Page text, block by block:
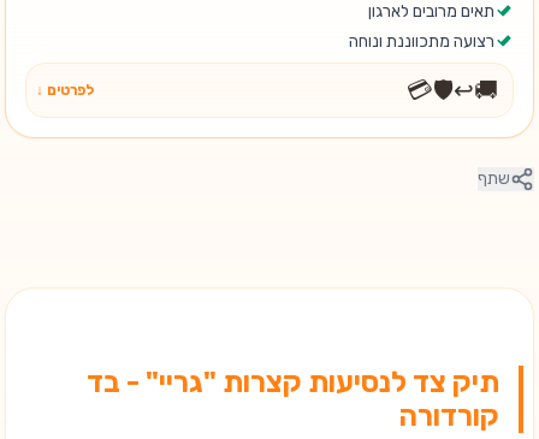
תאים מרובים לארגון
רצועה מתכווננת ונוחה
🚚
↩️
🛡️
💳 לפרטים ↓
שתף
תיק צד לנסיעות קצרות "גריי" - בד
קורדורה